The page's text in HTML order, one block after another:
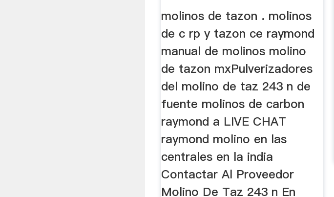
molinos de tazon . molinos
de c rp y tazon ce raymond
manual de molinos molino
de tazon mxPulverizadores
del molino de taz 243 n de
fuente molinos de carbon
raymond a LIVE CHAT
raymond molino en las
centrales en la india
Contactar Al Proveedor
Molino De Taz 243 n En